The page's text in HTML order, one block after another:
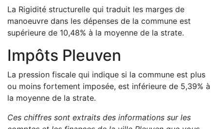
La Rigidité structurelle qui traduit les marges de
manoeuvre dans les dépenses de la commune est
supérieure de 10,48% à la moyenne de la strate.
Impôts Pleuven
La pression fiscale qui indique si la commune est plus
ou moins fortement imposée, est inférieure de 5,39% à
la moyenne de la strate.
Ces chiffres sont extraits des informations sur les